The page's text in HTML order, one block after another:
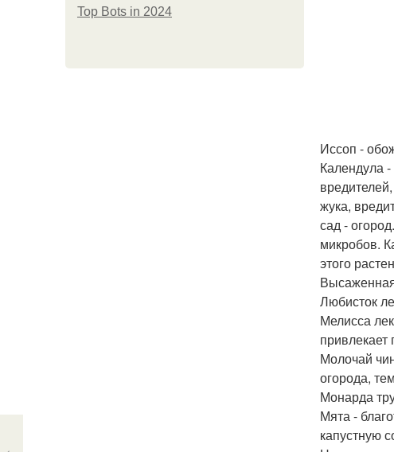
Top Bots in 2024
Иссоп -
Календула
жука,
сад -
микробов.
этого
Любисток
Мелисса
привлекает
Молочай
огорода,
Монарда
Мята -
капустную